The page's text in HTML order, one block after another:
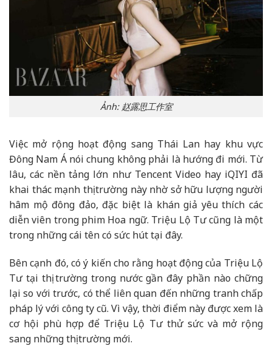
Ảnh: 赵露思工作室
Việc mở rộng hoạt động sang Thái Lan hay khu vực
Đông Nam Á nói chung không phải là hướng đi mới. Từ
lâu, các nền tảng lớn như Tencent Video hay iQIYI đã
khai thác mạnh thị trường này nhờ sở hữu lượng người
hâm mộ đông đảo, đặc biệt là khán giả yêu thích các
diễn viên trong phim Hoa ngữ. Triệu Lộ Tư cũng là một
trong những cái tên có sức hút tại đây.
Bên cạnh đó, có ý kiến cho rằng hoạt động của Triệu Lộ
Tư tại thị trường trong nước gần đây phần nào chững
lại so với trước, có thể liên quan đến những tranh chấp
pháp lý với công ty cũ. Vì vậy, thời điểm này được xem là
cơ hội phù hợp để Triệu Lộ Tư thử sức và mở rộng
sang những thị trường mới.